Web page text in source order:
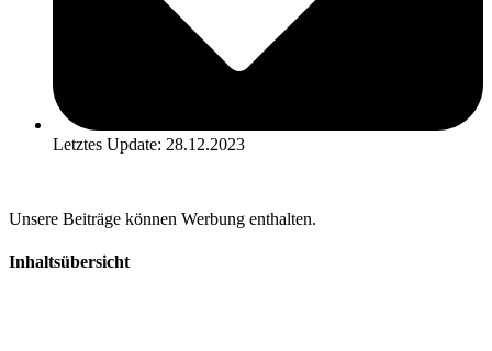
Letztes Update: 28.12.2023
Unsere Beiträge können Werbung enthalten.
Inhaltsübersicht